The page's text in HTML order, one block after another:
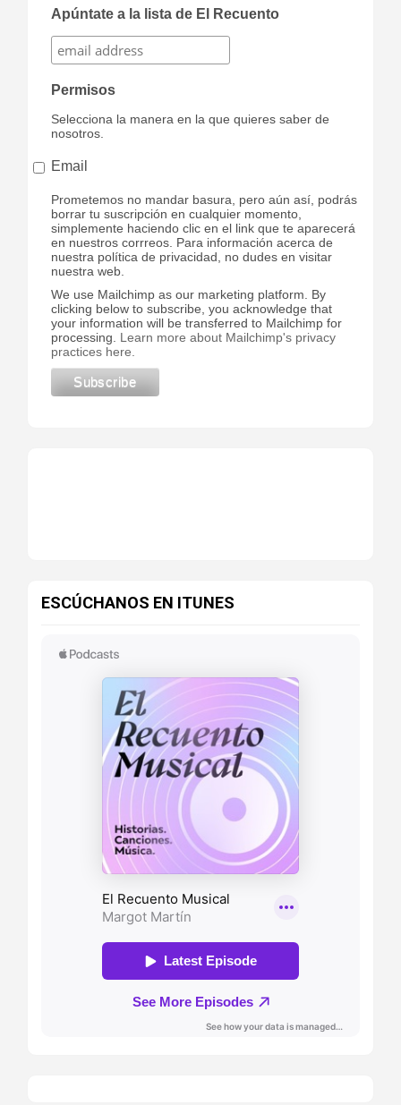
Apúntate a la lista de El Recuento
Permisos
Selecciona la manera en la que quieres saber de
nosotros.
Email
Prometemos no mandar basura, pero aún así, podrás
borrar tu suscripción en cualquier momento,
simplemente haciendo clic en el link que te aparecerá
en nuestros corrreos. Para información acerca de
nuestra política de privacidad, no dudes en visitar
nuestra web.
We use Mailchimp as our marketing platform. By
clicking below to subscribe, you acknowledge that
your information will be transferred to Mailchimp for
processing. Learn more about Mailchimp's privacy
practices here.
ESCÚCHANOS EN ITUNES